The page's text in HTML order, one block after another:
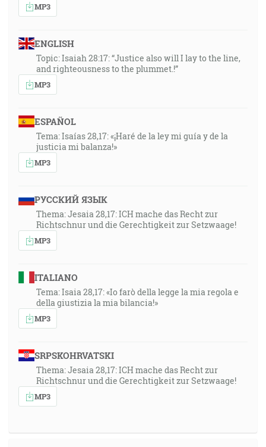
MP3
ENGLISH
Topic: Isaiah 28:17: “Justice also will I lay to the line,
and righteousness to the plummet.!”
MP3
ESPAÑOL
Tema: Isaías 28,17: «¡Haré de la ley mi guía y de la
justicia mi balanza!»
MP3
РУССКИЙ ЯЗЫК
Thema: Jesaia 28,17: ICH mache das Recht zur
Richtschnur und die Gerechtigkeit zur Setzwaage!
MP3
ITALIANO
Tema: Isaia 28,17: «Io farò della legge la mia regola e
della giustizia la mia bilancia!»
MP3
SRPSKOHRVATSKI
Thema: Jesaia 28,17: ICH mache das Recht zur
Richtschnur und die Gerechtigkeit zur Setzwaage!
MP3